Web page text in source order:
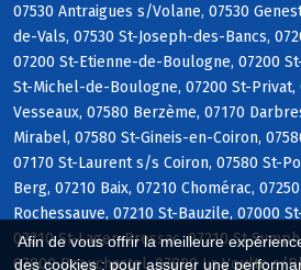
Afin de vous offrir la meilleure
des cookies : pour assurer une
07530 Antraigues s/Volane, 07530
de-Vals, 07530 St-Joseph-des-Bancs,
07200 St-Etienne-de-Boulogne, 07200
St-Michel-de-Boulogne, 07200 St-Privat,
Vesseaux, 07580 Berzème, 07170
Mirabel, 07580 St-Gineis-en-Coiron,
07170 St-Laurent s/s Coiron, 07580 St-
Berg, 07210 Baix, 07210 Chomérac,
Rochessauve, 07210 St-Bauzile, 07000
07210 St-Lager-Bressac, 07210 St-
07800 Beauchastel, 07800 La Voulte s/